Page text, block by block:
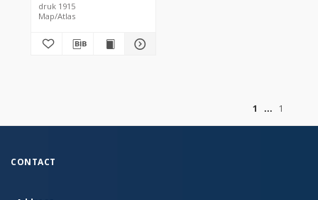
druk 1915
Map/Atlas
1
1
CONTACT